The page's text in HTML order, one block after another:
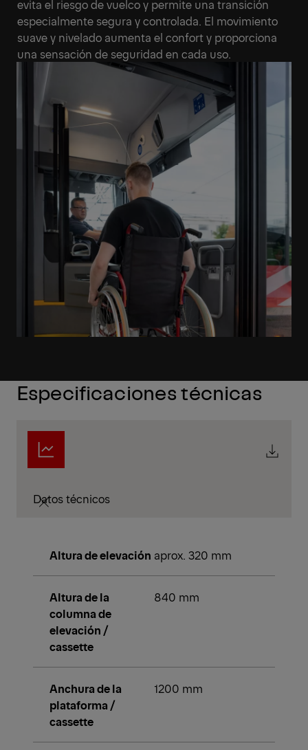
evita el riesgo de vuelco y permite una transición
especialmente segura y controlada. El movimiento
suave y nivelado aumenta el confort y proporciona
una sensación de seguridad en cada uso.
Especificaciones técnicas
Datos técnicos
Altura de elevación aprox. 320 mm
Altura de la
columna de
elevación /
cassette
840 mm
Anchura de la
plataforma /
cassette
1200 mm